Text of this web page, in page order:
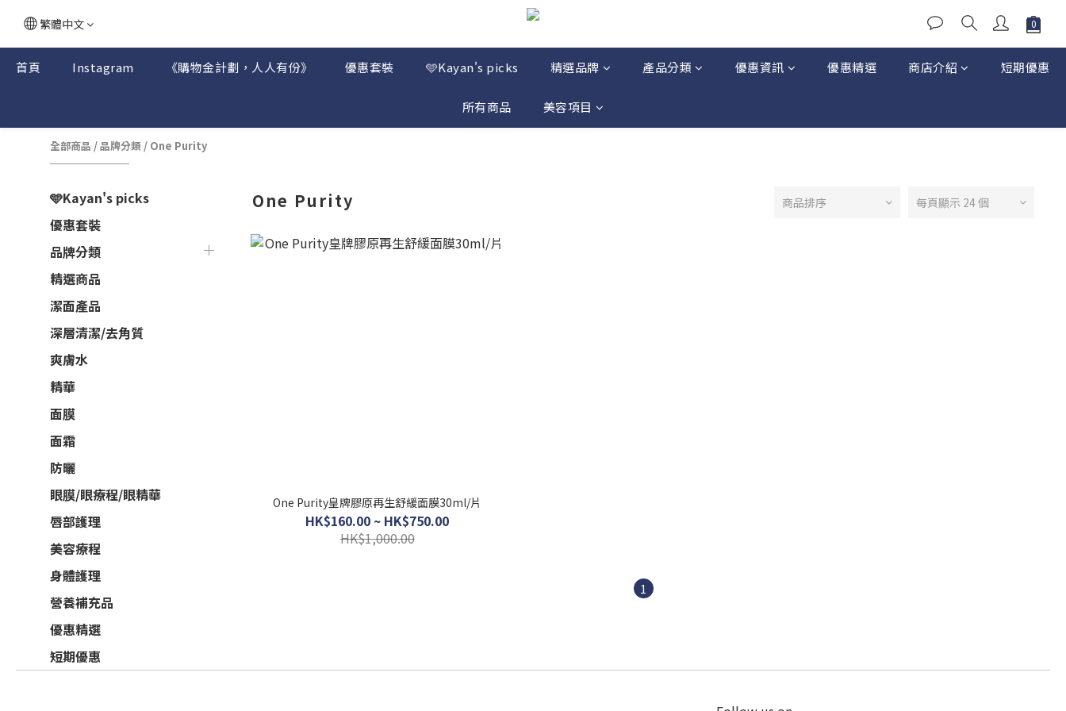
繁體中文
首頁 Instagram 《購物金計劃，人人有份》 優惠套裝 🩵Kayan's picks 精選品牌 產品分類 優惠資訊 優惠精選 商店介紹 短期優惠
所有商品 美容項目
全部商品 /品牌分類 / One Purity
🩵Kayan's picks
優惠套裝
品牌分類
精選商品
潔面產品
深層清潔/去角質
爽膚水
精華
面膜
面霜
防曬
眼膜/眼療程/眼精華
唇部護理
美容療程
身體護理
營養補充品
優惠精選
短期優惠
One Purity 商品排序 每頁顯示 24 個
One Purity皇牌膠原再生舒緩面膜30ml/片
HK$160.00 ~ HK$750.00
HK$1,000.00
1